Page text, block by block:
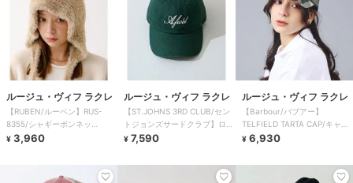
ルージュ・ヴィフ ラクレ
【RUBEN/ルーベン】RUS-
8355/シャギーボンネッ
ト/SHAGGY BO
¥ 3,960
ルージュ・ヴィフ ラクレ
【ST.JOHNS 3RD CLUB/セン
トジョンズサードクラブ】ロゴ
キャップ
¥ 7,590
ルージュ・ヴィフ ラクレ
【Barbour/バブアー】
TELFIELD TARTA CAP/キャッ
プ/帽子
¥ 6,930